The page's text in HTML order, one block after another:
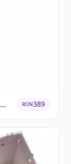
RON389